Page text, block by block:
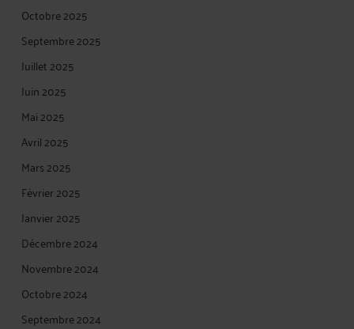
Octobre 2025
Septembre 2025
Juillet 2025
Juin 2025
Mai 2025
Avril 2025
Mars 2025
Février 2025
Janvier 2025
Décembre 2024
Novembre 2024
Octobre 2024
Septembre 2024